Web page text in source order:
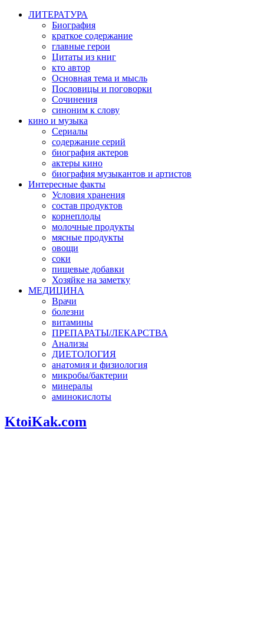
ЛИТЕРАТУРА
Биография
краткое содержание
главные герои
Цитаты из книг
кто автор
Основная тема и мысль
Пословицы и поговорки
Сочинения
синоним к слову
кино и музыка
Сериалы
содержание серий
биография актеров
актеры кино
биография музыкантов и артистов
Интересные факты
Условия хранения
состав продуктов
корнеплоды
молочные продукты
мясные продукты
овощи
соки
пищевые добавки
Хозяйке на заметку
МЕДИЦИНА
Врачи
болезни
витамины
ПРЕПАРАТЫ/ЛЕКАРСТВА
Анализы
ДИЕТОЛОГИЯ
анатомия и физиология
микробы/бактерии
минералы
аминокислоты
KtoiKak.com